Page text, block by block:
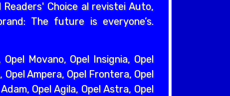
Choice al revistei Auto,
The future is everyone’s.
Movano, Opel Insignia, Opel
Opel Ampera, Opel Frontera, Opel
Opel Agila, Opel Astra, Opel